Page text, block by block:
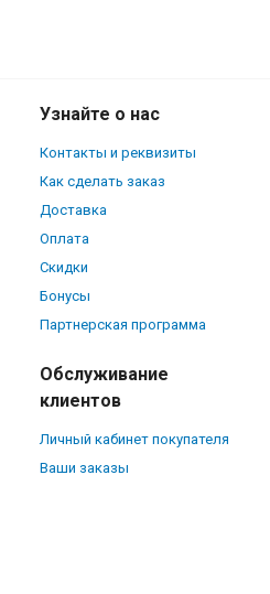
Узнайте о нас
Контакты и реквизиты
Как сделать заказ
Доставка
Оплата
Скидки
Бонусы
Партнерская программа
Обслуживание
клиентов
Личный кабинет покупателя
Ваши заказы